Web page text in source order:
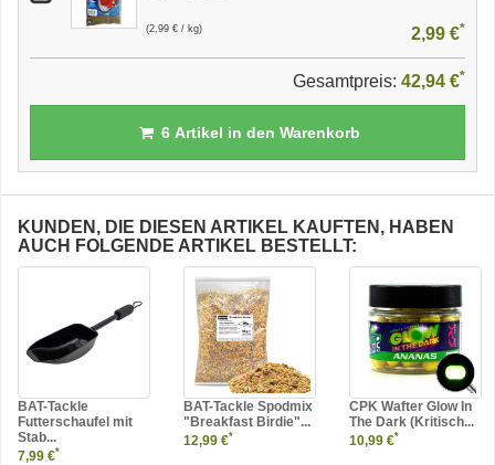
(2,99 € / kg) 2,99 €*
Gesamtpreis: 42,94 €*
6Artikel in den Warenkorb
KUNDEN, DIE DIESEN ARTIKEL KAUFTEN, HABEN
AUCH FOLGENDE ARTIKEL BESTELLT:
BAT-Tackle
Futterschaufel mit
Stab...
7,99 €*
BAT-Tackle Spodmix
"Breakfast Birdie"...
12,99 €*
CPK Wafter Glow In
The Dark (Kritisch...
10,99 €*